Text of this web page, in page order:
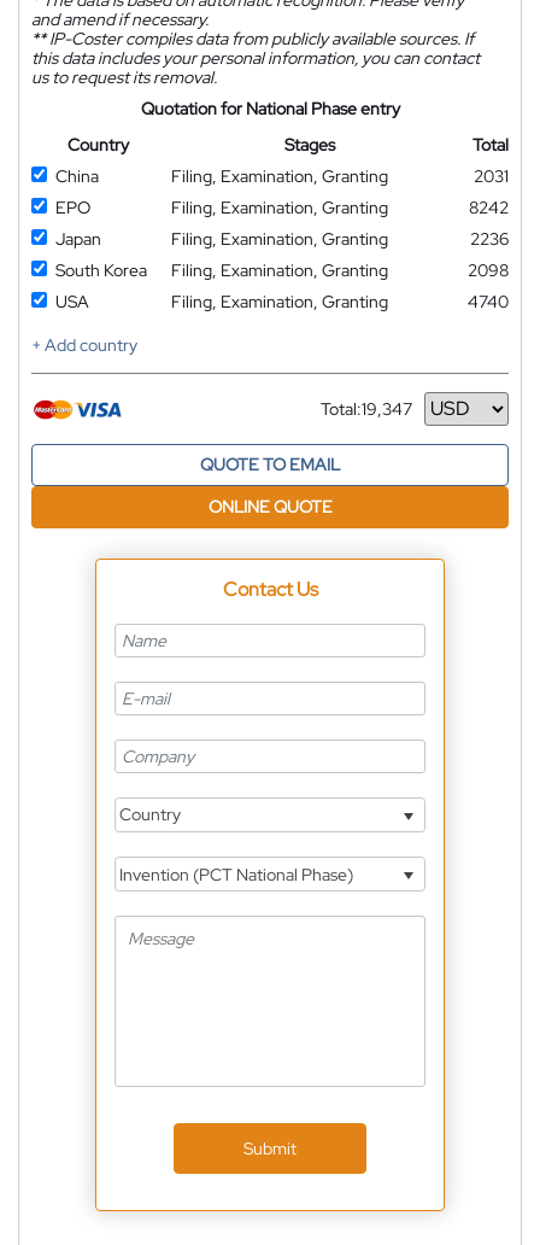
and amend if necessary.
**IP-Coster compiles data from publicly available sources. If
this data includes your personal information, you can contact
us to request its removal.
Quotation for National Phase entry
Country
Stages
Total
China
Filing, Examination, Granting
2031
EPO
Filing, Examination, Granting
8242
Japan
Filing, Examination, Granting
2236
South Korea
Filing, Examination, Granting
2098
USA
Filing, Examination, Granting
4740
+ Add country
Total:19,347
Currency
QUOTE TO EMAIL
ONLINE QUOTE
Contact Us
Country
Invention (PCT National Phase)
Submit